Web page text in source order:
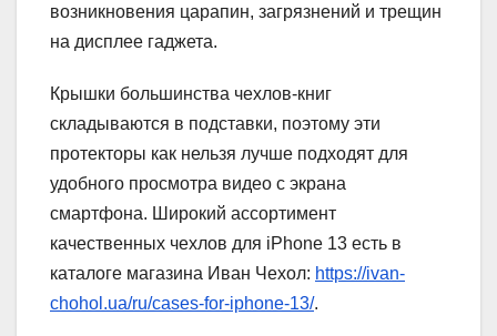
возникновения царапин, загрязнений и трещин
на дисплее гаджета.
Крышки большинства чехлов-книг
складываются в подставки, поэтому эти
протекторы как нельзя лучше подходят для
удобного просмотра видео с экрана
смартфона. Широкий ассортимент
качественных чехлов для iPhone 13 есть в
каталоге магазина Иван Чехол: https://ivan-
chohol.ua/ru/cases-for-iphone-13/.